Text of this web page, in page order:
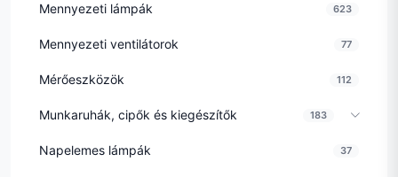
Mennyezeti lámpák 623
Mennyezeti ventilátorok 77
Mérőeszközök 112
Munkaruhák, cipők és kiegészítők 183
Napelemes lámpák 37